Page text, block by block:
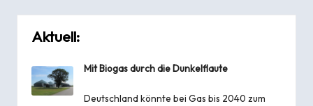
Aktuell:
Mit Biogas durch die Dunkelflaute
Deutschland könnte bei Gas bis 2040 zum